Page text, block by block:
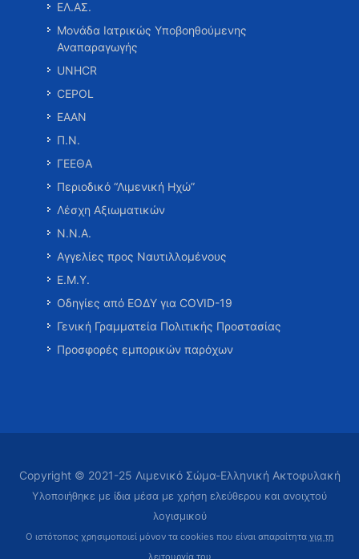
ΕΛ.ΑΣ.
Μονάδα Ιατρικώς Υποβοηθούμενης
Αναπαραγωγής
UNHCR
CEPOL
ΕΑΑΝ
Π.Ν.
ΓΕΕΘΑ
Περιοδικό “Λιμενική Ηχώ”
Λέσχη Αξιωματικών
Ν.Ν.Α.
Αγγελίες προς Ναυτιλλομένους
Ε.Μ.Υ.
Οδηγίες από ΕΟΔΥ για COVID-19
Γενική Γραμματεία Πολιτικής Προστασίας
Προσφορές εμπορικών παρόχων
Copyright © 2021-25 Λιμενικό Σώμα-Ελληνική Ακτοφυλακή
Υλοποιήθηκε με ίδια μέσα με χρήση ελεύθερου και ανοιχτού
λογισμικού
Ο ιστότοπος χρησιμοποιεί μόνον τα cookies που είναι απαραίτητα για τη
λειτουργία του